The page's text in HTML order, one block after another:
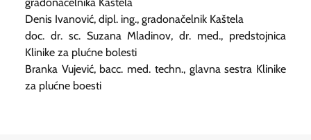
Denis Ivanović, dipl. ing., gradonačelnik Kaštela
doc. dr. sc. Suzana Mladinov, dr. med., predstojnica
Klinike za plućne bolesti
Branka Vujević, bacc. med. techn., glavna sestra Klinike
za plućne boesti